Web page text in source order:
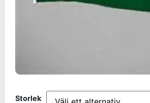
Storlek